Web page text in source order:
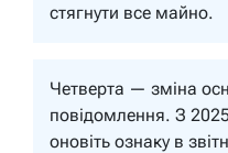
стягнути все майно.
Четверта — зміна
повідомлення. З
оновіть ознаку в